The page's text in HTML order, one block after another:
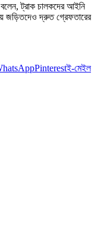
বলেন, ট্রাক চালকদের আইনি
জড়িতদেও দ্রুত গ্রেফতারের
Pinterestই-মেইল